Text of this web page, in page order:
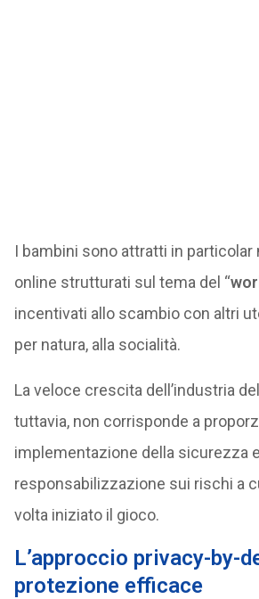
I bambini sono attratti in particolar
online strutturati sul tema del “
incentivati allo scambio con altri
per natura, alla socialità.
La veloce crescita dell’industria
tuttavia, non corrisponde a
implementazione della sicurezza e
responsabilizzazione sui rischi a
volta iniziato il gioco.
L’approccio privacy-by-
protezione efficace